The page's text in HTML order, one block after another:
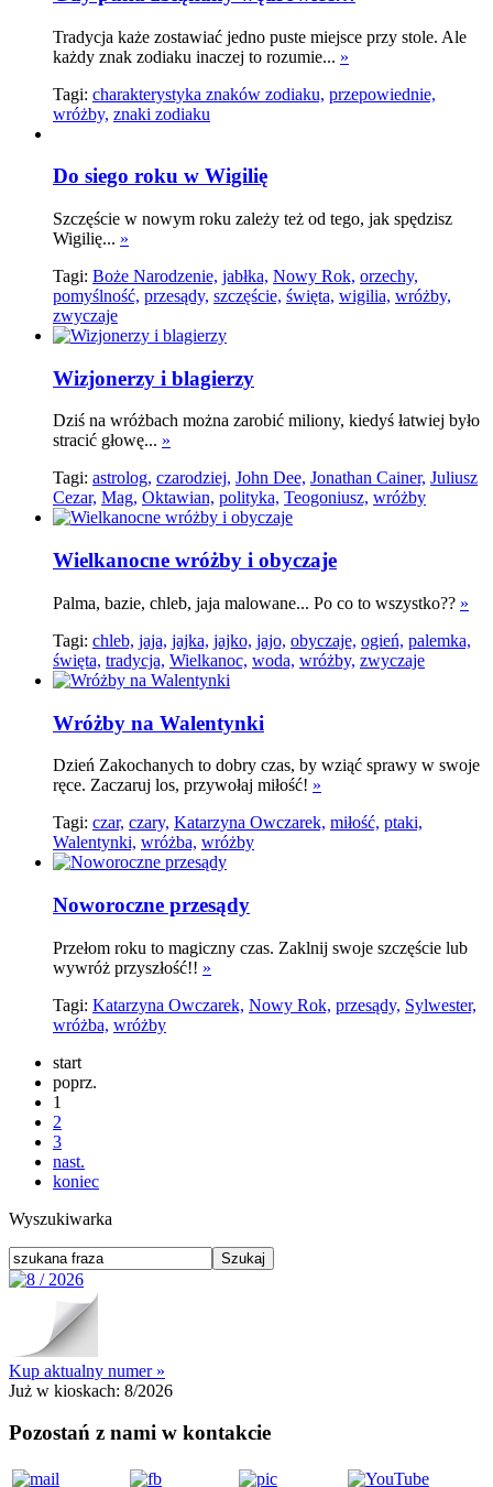
Tradycja każe zostawiać jedno puste miejsce przy stole. Ale
każdy znak zodiaku inaczej to rozumie... »
Tagi: charakterystyka znaków zodiaku, przepowiednie,
wróżby, znaki zodiaku
Do siego roku w Wigilię
Szczęście w nowym roku zależy też od tego, jak spędzisz
Wigilię... »
Tagi: Boże Narodzenie, jabłka, Nowy Rok, orzechy,
pomyślność, przesądy, szczęście, święta, wigilia, wróżby,
zwyczaje
Wizjonerzy i blagierzy
Dziś na wróżbach można zarobić miliony, kiedyś łatwiej było
stracić głowę... »
Tagi: astrolog, czarodziej, John Dee, Jonathan Cainer, Juliusz
Cezar, Mag, Oktawian, polityka, Teogoniusz, wróżby
Wielkanocne wróżby i obyczaje
Palma, bazie, chleb, jaja malowane... Po co to wszystko?? »
Tagi: chleb, jaja, jajka, jajko, jajo, obyczaje, ogień, palemka,
święta, tradycja, Wielkanoc, woda, wróżby, zwyczaje
Wróżby na Walentynki
Dzień Zakochanych to dobry czas, by wziąć sprawy w swoje
ręce. Zaczaruj los, przywołaj miłość! »
Tagi: czar, czary, Katarzyna Owczarek, miłość, ptaki,
Walentynki, wróżba, wróżby
Noworoczne przesądy
Przełom roku to magiczny czas. Zaklnij swoje szczęście lub
wywróż przyszłość!! »
Tagi: Katarzyna Owczarek, Nowy Rok, przesądy, Sylwester,
wróżba, wróżby
start
poprz.
1
2
3
nast.
koniec
Wyszukiwarka
Kup aktualny numer »
Już w kioskach: 8/2026
Pozostań z nami w kontakcie